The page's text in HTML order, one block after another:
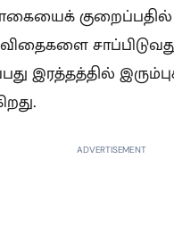
குறைப்பதில்
இரத்தத்தில்
ADVERTISEMENT